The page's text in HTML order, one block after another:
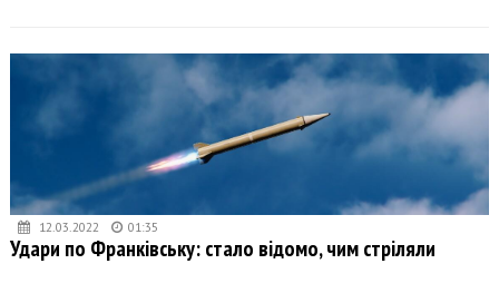
12.03.2022 01:35
Удари по Франківську: стало відомо, чим стріляли